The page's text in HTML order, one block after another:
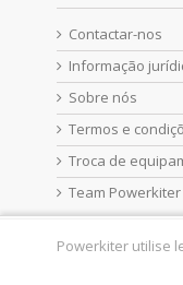
Contactar-nos
Informação
Sobre nós
Termos e
Troca de
Team Powerkiter
Powerkiter utilise